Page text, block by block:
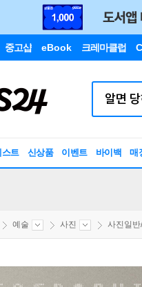
중고샵 eBook 크레마클럽
스트 신상품 이벤트 바이백 매
예술 사진 사진일